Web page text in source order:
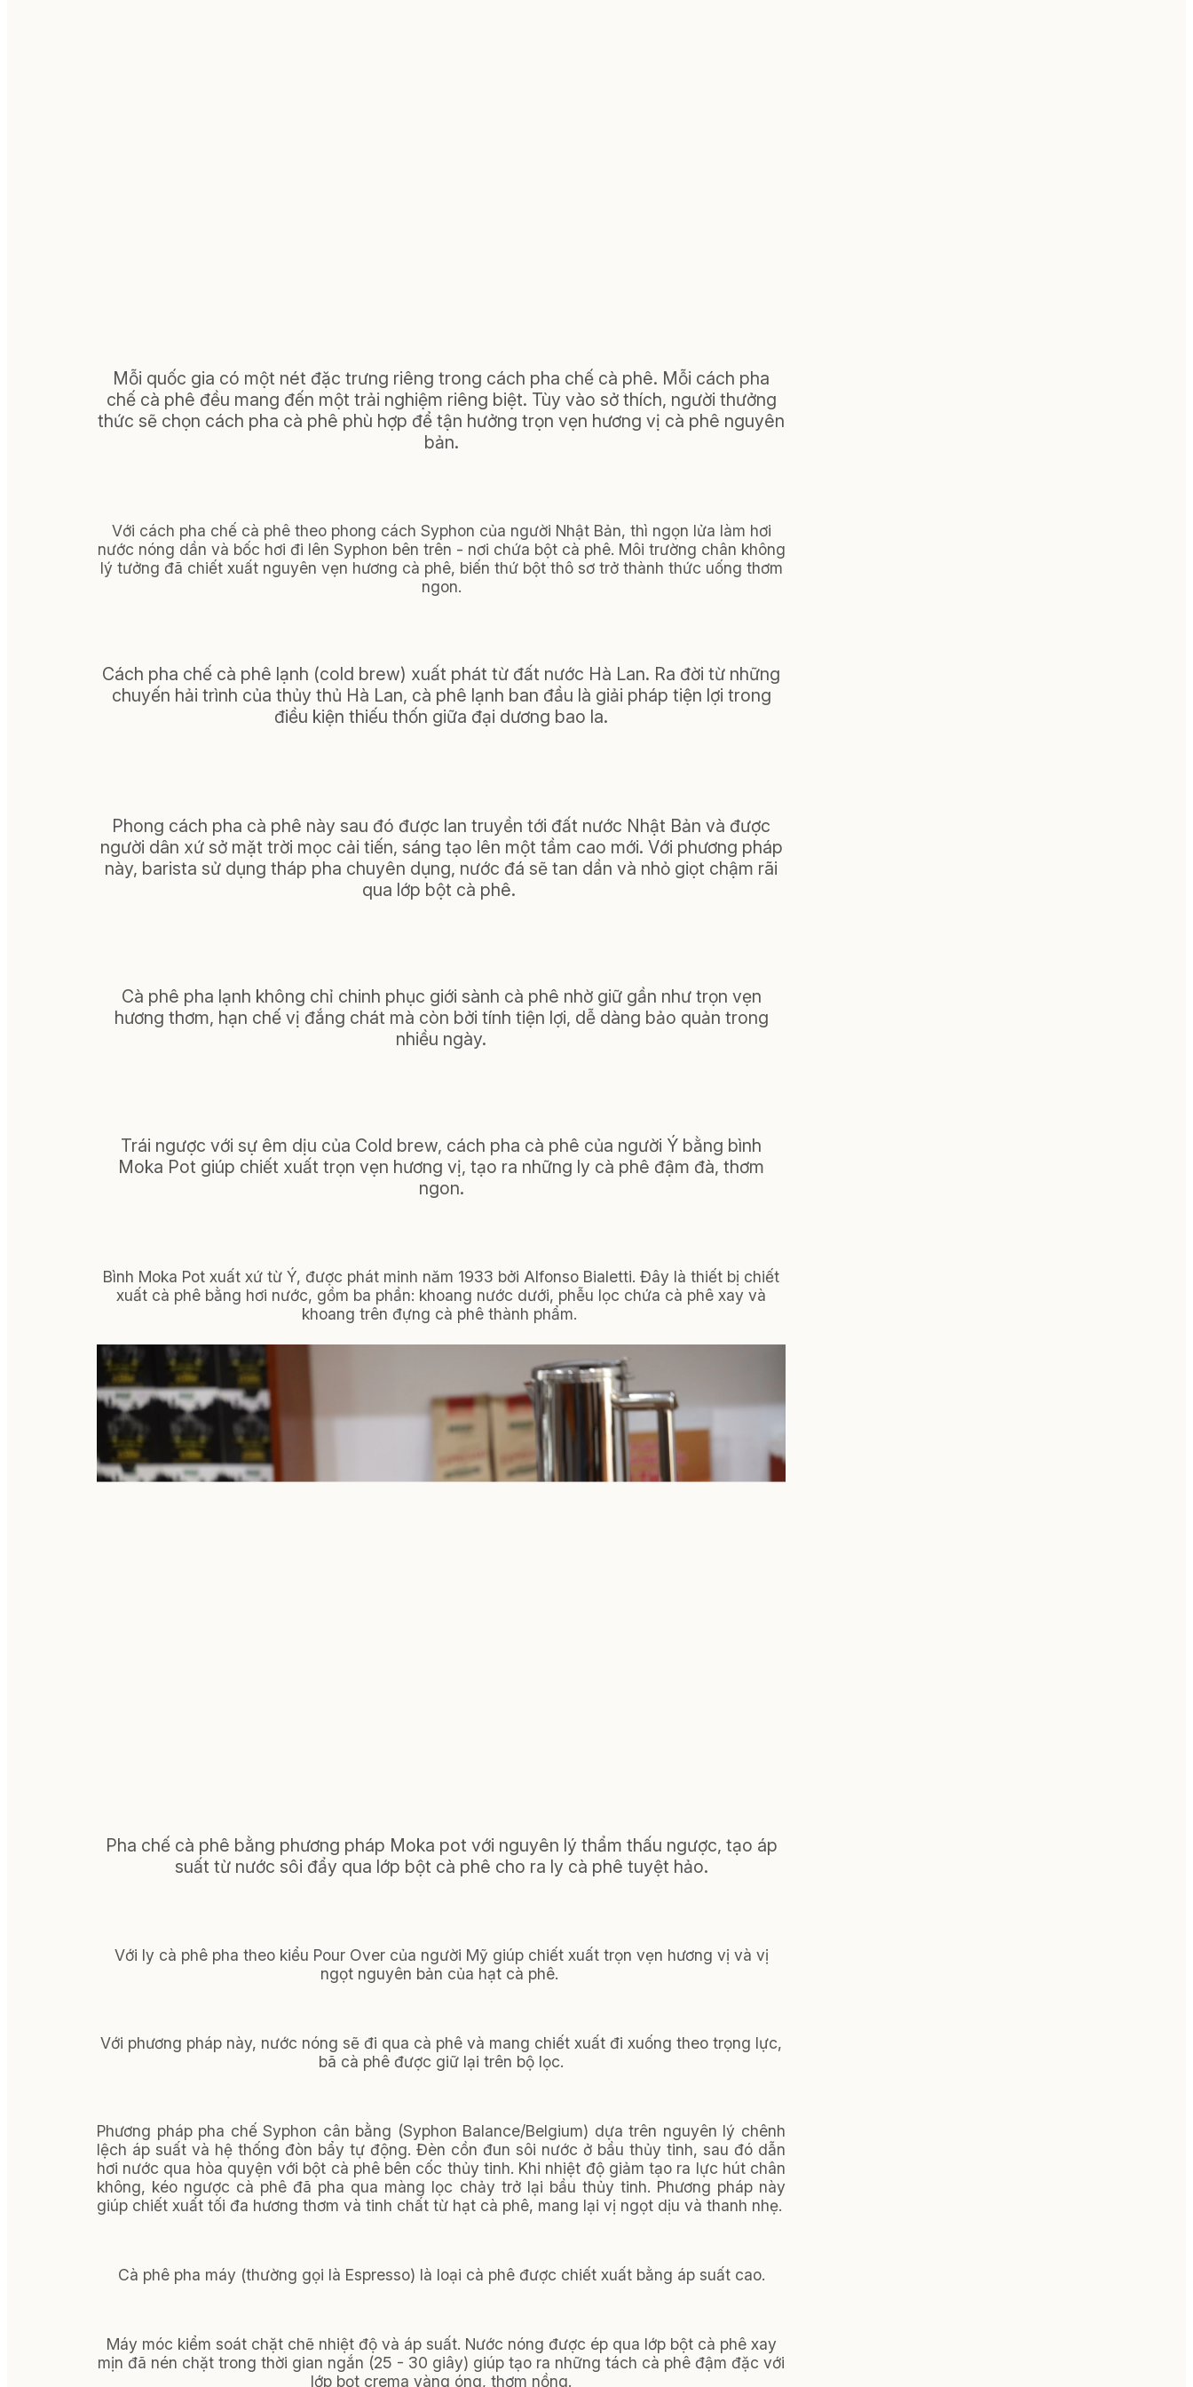
Mỗi quốc gia có một nét đặc trưng riêng trong cách pha chế cà phê. Mỗi cách pha
chế cà phê đều mang đến một trải nghiệm riêng biệt. Tùy vào sở thích, người thưởng
thức sẽ chọn cách pha cà phê phù hợp để tận hưởng trọn vẹn hương vị cà phê nguyên
bản.
Với cách pha chế cà phê theo phong cách Syphon của người Nhật Bản, thì ngọn lửa làm hơi
nước nóng dần và bốc hơi đi lên Syphon bên trên - nơi chứa bột cà phê. Môi trường chân không
lý tưởng đã chiết xuất nguyên vẹn hương cà phê, biến thứ bột thô sơ trở thành thức uống thơm
ngon.
Cách pha chế cà phê lạnh (cold brew) xuất phát từ đất nước Hà Lan. Ra đời từ những
chuyến hải trình của thủy thủ Hà Lan, cà phê lạnh ban đầu là giải pháp tiện lợi trong
điều kiện thiếu thốn giữa đại dương bao la.
Phong cách pha cà phê này sau đó được lan truyền tới đất nước Nhật Bản và được
người dân xứ sở mặt trời mọc cải tiến, sáng tạo lên một tầm cao mới. Với phương pháp
này, barista sử dụng tháp pha chuyên dụng, nước đá sẽ tan dần và nhỏ giọt chậm rãi
qua lớp bột cà phê.
Cà phê pha lạnh không chỉ chinh phục giới sành cà phê nhờ giữ gần như trọn vẹn
hương thơm, hạn chế vị đắng chát mà còn bởi tính tiện lợi, dễ dàng bảo quản trong
nhiều ngày.
Trái ngược với sự êm dịu của Cold brew, cách pha cà phê của người Ý bằng bình
Moka Pot giúp chiết xuất trọn vẹn hương vị, tạo ra những ly cà phê đậm đà, thơm
ngon.
Bình Moka Pot xuất xứ từ Ý, được phát minh năm 1933 bởi Alfonso Bialetti. Đây là thiết bị chiết
xuất cà phê bằng hơi nước, gồm ba phần: khoang nước dưới, phễu lọc chứa cà phê xay và
khoang trên đựng cà phê thành phẩm.
Pha chế cà phê bằng phương pháp Moka pot với nguyên lý thẩm thấu ngược, tạo áp
suất từ nước sôi đẩy qua lớp bột cà phê cho ra ly cà phê tuyệt hảo.
Với ly cà phê pha theo kiểu Pour Over của người Mỹ giúp chiết xuất trọn vẹn hương vị và vị
ngọt nguyên bản của hạt cà phê.
Với phương pháp này, nước nóng sẽ đi qua cà phê và mang chiết xuất đi xuống theo trọng lực,
bã cà phê được giữ lại trên bộ lọc.
Phương pháp pha chế Syphon cân bằng (Syphon Balance/Belgium) dựa trên nguyên lý chênh
lệch áp suất và hệ thống đòn bẩy tự động. Đèn cồn đun sôi nước ở bầu thủy tinh, sau đó dẫn
hơi nước qua hòa quyện với bột cà phê bên cốc thủy tinh. Khi nhiệt độ giảm tạo ra lực hút chân
không, kéo ngược cà phê đã pha qua màng lọc chảy trở lại bầu thủy tinh. Phương pháp này
giúp chiết xuất tối đa hương thơm và tinh chất từ hạt cà phê, mang lại vị ngọt dịu và thanh nhẹ.
Cà phê pha máy (thường gọi là Espresso) là loại cà phê được chiết xuất bằng áp suất cao.
Máy móc kiểm soát chặt chẽ nhiệt độ và áp suất. Nước nóng được ép qua lớp bột cà phê xay
mịn đã nén chặt trong thời gian ngắn (25 - 30 giây) giúp tạo ra những tách cà phê đậm đặc với
lớp bọt crema vàng óng, thơm nồng.